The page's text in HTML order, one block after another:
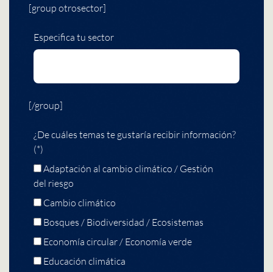
[group otrosector]
Especifica tu sector
[/group]
¿De cuáles temas te gustaría recibir información?
(*)
Adaptación al cambio climático / Gestión
del riesgo
Cambio climático
Bosques / Biodiversidad / Ecosistemas
Economía circular / Economía verde
Educación climática